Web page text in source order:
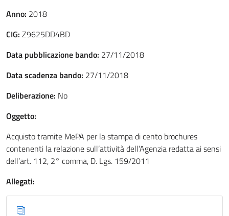
Anno: 2018
CIG: Z9625DD4BD
Data pubblicazione bando: 27/11/2018
Data scadenza bando: 27/11/2018
Deliberazione: No
Oggetto:
Acquisto tramite MePA per la stampa di cento brochures
contenenti la relazione sull’attività dell’Agenzia redatta ai sensi
dell’art. 112, 2° comma, D. Lgs. 159/2011
Allegati: